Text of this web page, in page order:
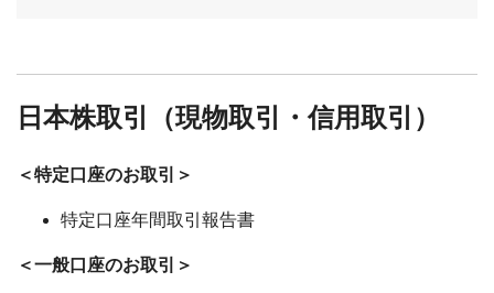
日本株取引（現物取引・信用取引）
＜特定口座のお取引＞
特定口座年間取引報告書
＜一般口座のお取引＞